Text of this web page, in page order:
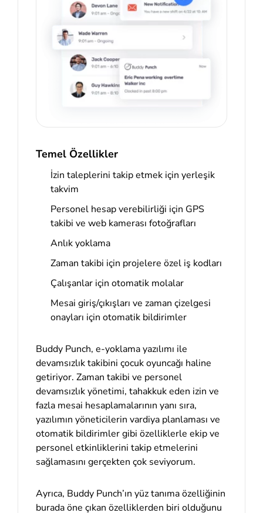
Temel Özellikler
İzin taleplerini takip etmek için yerleşik
takvim
Personel hesap verebilirliği için GPS
takibi ve web kamerası fotoğrafları
Anlık yoklama
Zaman takibi için projelere özel iş kodları
Çalışanlar için otomatik molalar
Mesai giriş/çıkışları ve zaman çizelgesi
onayları için otomatik bildirimler
Buddy Punch, e-yoklama yazılımı ile
devamsızlık takibini çocuk oyuncağı haline
getiriyor. Zaman takibi ve personel
devamsızlık yönetimi, tahakkuk eden izin ve
fazla mesai hesaplamalarının yanı sıra,
yazılımın yöneticilerin vardiya planlaması ve
otomatik bildirimler gibi özelliklerle ekip ve
personel etkinliklerini takip etmelerini
sağlamasını gerçekten çok seviyorum.
Ayrıca, Buddy Punch’ın yüz tanıma özelliğinin
burada öne çıkan özelliklerden biri olduğunu